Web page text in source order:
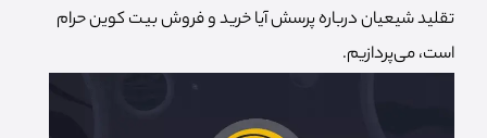
تقلید شیعیان درباره پرسش آیا خرید و فروش بیت کوین حرام
است، می‌پردازیم.